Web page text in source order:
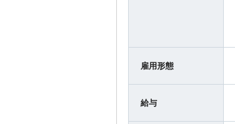
雇用形態
給与